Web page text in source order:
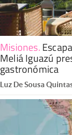
Misiones.
Meliá Iguazú
gastronómica
Luz De Sousa